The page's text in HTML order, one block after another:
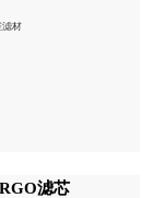
滤材
滤芯